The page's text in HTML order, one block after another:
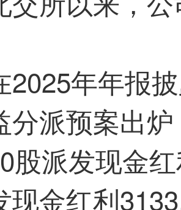
2025年年报
分派预案出
股派发现金
现金红利